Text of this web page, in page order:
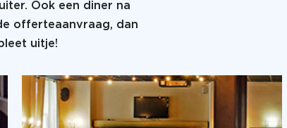
Ook een diner na
offerteaanvraag, dan
uitje!